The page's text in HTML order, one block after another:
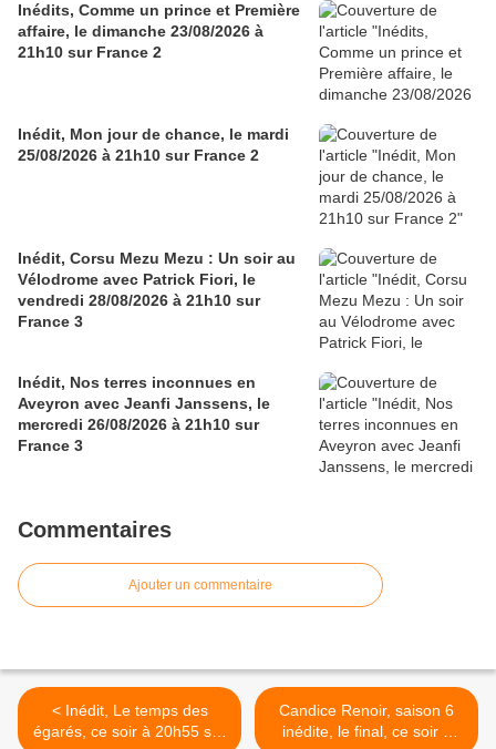
Inédits, Comme un prince et Première
affaire, le dimanche 23/08/2026 à
21h10 sur France 2
Inédit, Mon jour de chance, le mardi
25/08/2026 à 21h10 sur France 2
Inédit, Corsu Mezu Mezu : Un soir au
Vélodrome avec Patrick Fiori, le
vendredi 28/08/2026 à 21h10 sur
France 3
Inédit, Nos terres inconnues en
Aveyron avec Jeanfi Janssens, le
mercredi 26/08/2026 à 21h10 sur
France 3
Commentaires
Ajouter un commentaire
< Inédit, Le temps des
égarés, ce soir à 20h55 sur
Candice Renoir, saison 6
inédite, le final, ce soir à